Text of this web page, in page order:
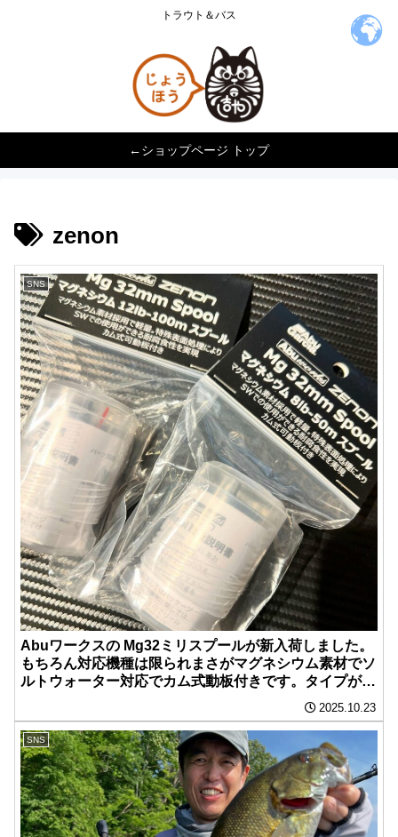
トラウト＆バス
←ショップページ トップ
zenon
SNS
Abuワークスの Mg32ミリスプールが新入荷しました。
もちろん対応機種は限られまさがマグネシウム素材でソ
ルトウォーター対応でカム式動板付きです。タイプが2
種類ありますので対応幅が広いですよ。自分は12lb-
2025.10.23
SNS